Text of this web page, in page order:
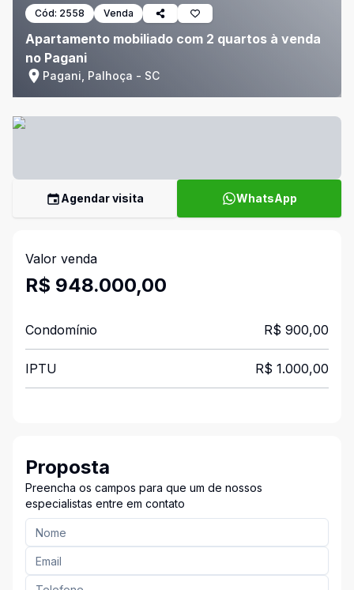
Cód: 2558 Venda
Apartamento mobiliado com 2 quartos à venda
no Pagani
Pagani, Palhoça - SC
Agendar visita WhatsApp
Valor venda
R$ 948.000,00
Condomínio R$ 900,00
IPTU R$ 1.000,00
Proposta
Preencha os campos para que um de nossos
especialistas entre em contato